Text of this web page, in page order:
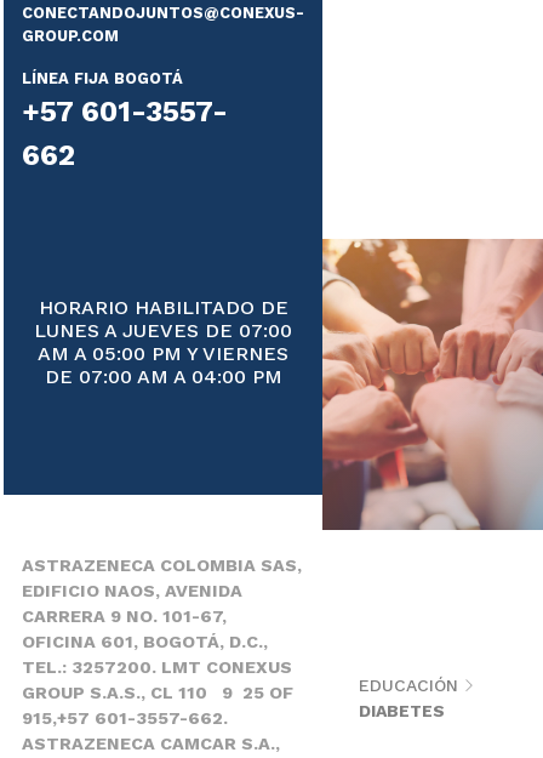
EDUCACIÓN
DIABETES
CONECTANDOJUNTOS@CONEXUS-
GROUP.COM
LÍNEA FIJA BOGOTÁ
+57 601-3557-
662
HORARIO HABILITADO DE
LUNES A JUEVES DE 07:00
AM A 05:00 PM Y VIERNES
DE 07:00 AM A 04:00 PM
ASTRAZENECA COLOMBIA SAS,
EDIFICIO NAOS, AVENIDA
CARRERA 9 NO. 101-67,
OFICINA 601, BOGOTÁ, D.C.,
TEL.: 3257200. LMT CONEXUS
GROUP S.A.S., CL 110 9 25 OF
915,+57 601-3557-662.
ASTRAZENECA CAMCAR S.A.,